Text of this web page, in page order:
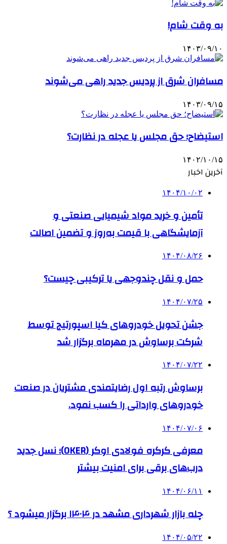
به وقت شام!
۱۴۰۳/۰۹/۱۰
مسافران شرق از پردیس جدید راهی می‌شوند
۱۴۰۳/۰۹/۱۵
استیضاح؛ حق مجلس یا عجله در نظارت؟
۱۴۰۲/۱۰/۱۵
آخرین اخبار
۱۴۰۴/۱۰/۰۲
تأمین و خرید مواد شیمیایی صنعتی و
آزمایشگاهی با قیمت به‌روز و تضمین اصالت
۱۴۰۴/۰۸/۲۶
حمل و نقل چندوجهی یا ترکیبی چیست؟
۱۴۰۴/۰۷/۲۵
جشن تحویل خودروهای کیا اسپورتیج توسط
شرکت برساوش در مهرماه برگزار شد
۱۴۰۴/۰۷/۲۲
برساوش رتبه اول رضایتمندی مشتریان در صنعت
خودروهای وارداتی را کسب نمود.
۱۴۰۴/۰۷/۰۶
معرفی کرکره فولادی اوکر (OKER)؛ نسل جدید
درب‌های برقی برای امنیت بیشتر
۱۴۰۴/۰۶/۱۱
چله بازار شهرداری مشهد در ۱۴۰۴ برگزار میشود ؟
۱۴۰۴/۰۵/۲۲